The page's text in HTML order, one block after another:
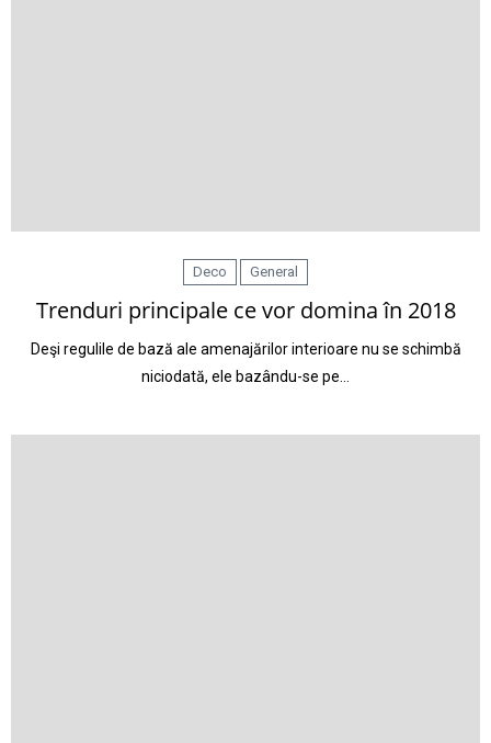
Deco General
Trenduri principale ce vor domina în 2018
Deşi regulile de bază ale amenajărilor interioare nu se schimbă
niciodată, ele bazându-se pe…